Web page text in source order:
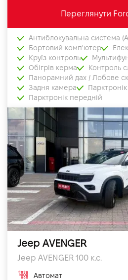
Переглянути
Антиблокувальна система
Бортовий комп'ютер
Круїз контроль
Обігрів керма
Контроль
Панорамний дах / Лобове
Задня камера
Парктронік
Парктронік передній
Jeep AVENGER
Jeep AVENGER 100 к.с.
Автомат